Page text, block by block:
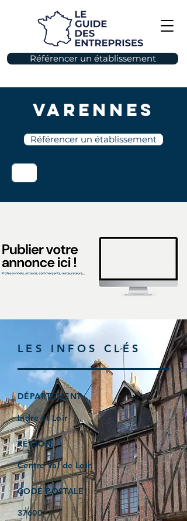
Référencer un établissement
Varennes
Référencer un établissement
LES INFOS CLÉS
DÉPARTEMENT
Indre et Loir
RÉGION
Centre Val de Loir
CODE POSTALE
37600